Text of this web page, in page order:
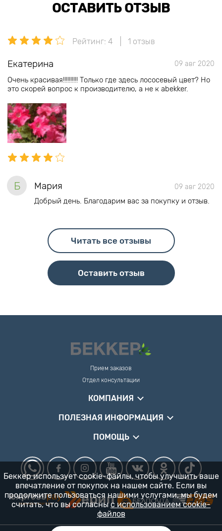
ОСТАВИТЬ ОТЗЫВ
Рейтинг: 4 1 отзыв
Екатерина 09 авг 2020
Очень красивая!!!!!!!!!! Только где здесь лососевый цвет? Но
это скорей вопрос к производителю, а не к abekker.
Б Мария 09 авг 2020
Добрый день. Благодарим вас за покупку и отзыв.
Читать все отзывы
Оставить отзыв
Прием заказов
Отдел консультации
КОМПАНИЯ
ПОЛЕЗНАЯ ИНФОРМАЦИЯ
ПОМОЩЬ
Беккер использует cookie-файлы, чтобы улучшить ваше
впечатление от покупок на нашем сайте. Если вы
продолжите пользоваться нашими услугами, мы будем
считать, что вы согласны с использованием cookie-
файлов